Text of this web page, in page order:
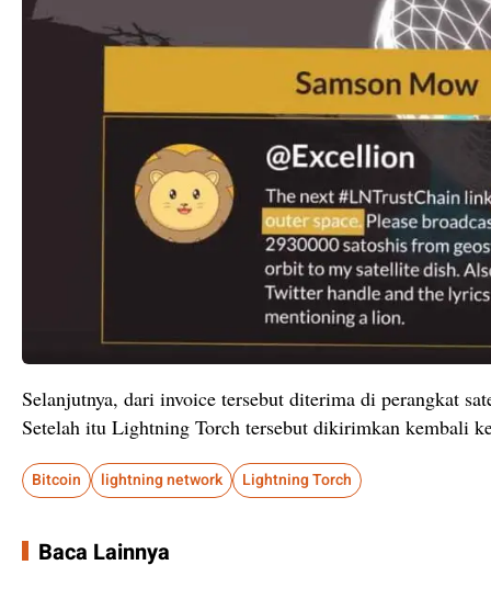
Selanjutnya, dari invoice tersebut diterima di perangkat
Setelah itu Lightning Torch tersebut dikirimkan kembali
Bitcoin lightning network Lightning Torch
Baca Lainnya